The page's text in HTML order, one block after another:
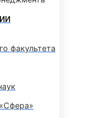
факультета